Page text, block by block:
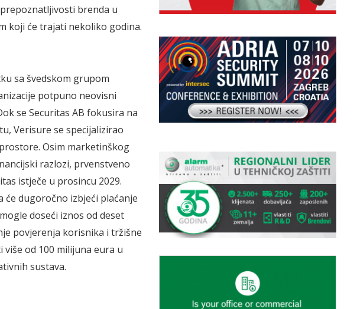
brenda u
koji će trajati nekoliko godina.
sa švedskom grupom
potpuno neovisni
se Securitas AB fokusira na
Verisure se specijalizirao
Osim marketinškog
razlozi, prvenstveno
istječe u prosincu 2029.
će dugoročno izbjeći plaćanje
doseći iznos od deset
povjerenja korisnika i tržišne
od 100 milijuna eura u
sustava.